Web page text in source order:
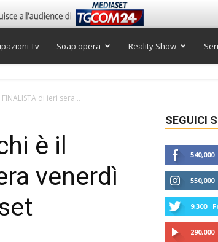
Tv Soap opera Reality Show
di ieri sera...
è il
venerdì
SEGUICI
540,000
550,000
9,300
290,000